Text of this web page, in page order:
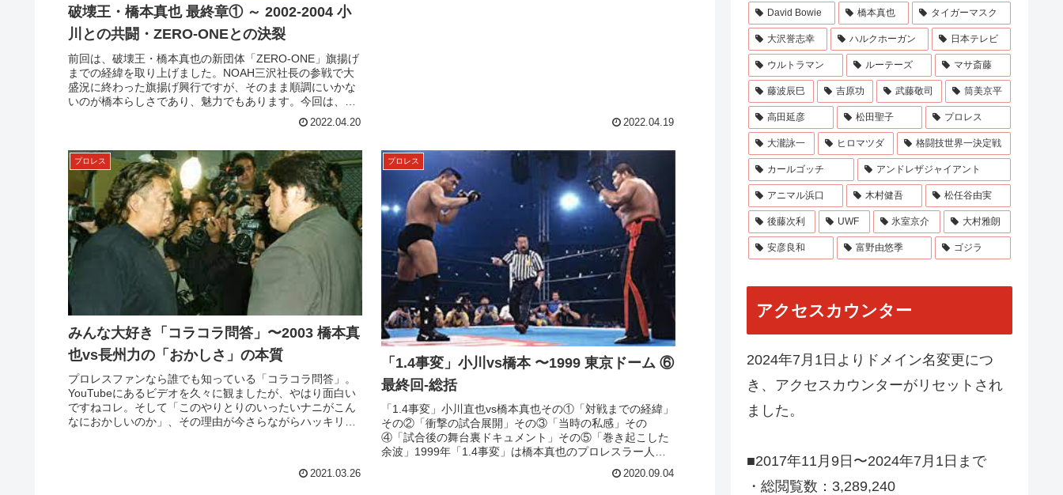
破壊王・橋本真也 最終章① ～ 2002-2004 小
川との共闘・ZERO-ONEとの決裂
前回は、破壊王・橋本真也の新団体「ZERO-ONE」旗揚げ
までの経緯を取り上げました。NOAH三沢社長の参戦で大
盛況に終わった旗揚げ興行ですが、そのまま順調にいかな
いのが橋本らしさであり、魅力でもあります。今回は、橋
2022.04.20 2022.04.19
プロレス
みんな大好き「コラコラ問答」〜2003 橋本真
也vs長州力の「おかしさ」の本質
プロレスファンなら誰でも知っている「コラコラ問答」。
YouTubeにあるビデオを久々に観ましたが、やはり面白い
ですねコレ。そして「このやりとりのいったいナニがこん
なにおかしいのか」、その理由が今さらながらハッキリし
2021.03.26
プロレス
「1.4事変」小川vs橋本 〜1999 東京ドーム ⑥
最終回-総括
「1.4事変」小川直也vs橋本真也その①「対戦までの経緯」
その②「衝撃の試合展開」その③「当時の私感」その
④「試合後の舞台裏ドキュメント」その⑤「巻き起こした
余波」1999年「1.4事変」は橋本真也のプロレスラー人生
2020.09.04
David Bowie 橋本真也 タイガーマスク
大沢誉志幸 ハルクホーガン 日本テレビ
ウルトラマン ルーテーズ マサ斎藤
藤波辰巳 吉原功 武藤敬司 筒美京平
高田延彦 松田聖子 プロレス
大瀧詠一 ヒロマツダ 格闘技世界一決定戦
カールゴッチ アンドレザジャイアント
アニマル浜口 木村健吾 松任谷由実
後藤次利 UWF 氷室京介 大村雅朗
安彦良和 富野由悠季 ゴジラ
アクセスカウンター
2024年7月1日よりドメイン名変更につ
き、アクセスカウンターがリセットされ
ました。
■2017年11月9日〜2024年7月1日まで
・総閲覧数：3,289,240